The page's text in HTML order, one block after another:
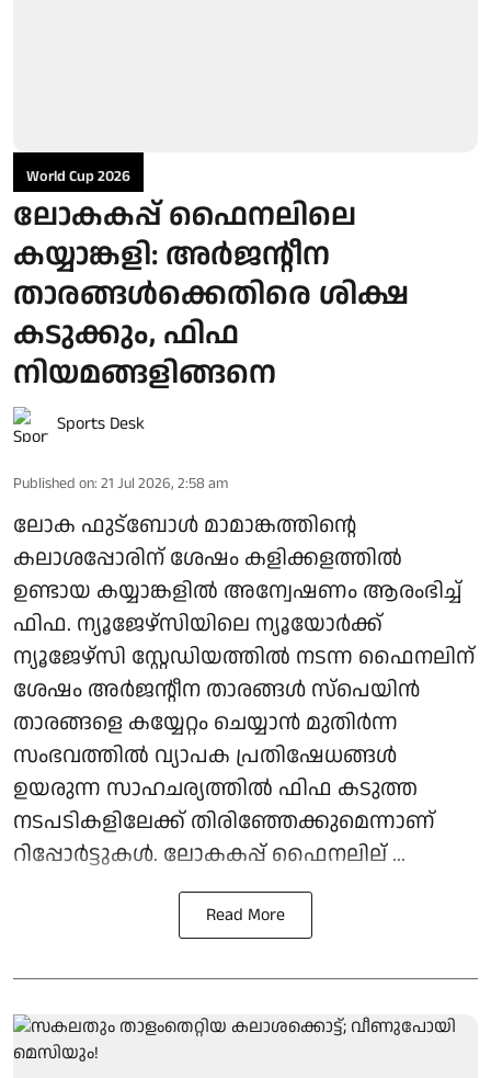
World Cup 2026
ലോകകപ്പ് ഫൈനലിലെ
കയ്യാങ്കളി: അർജന്റീന
താരങ്ങൾക്കെതിരെ ശിക്ഷ
കടുക്കും, ഫിഫ
നിയമങ്ങളിങ്ങനെ
Sports Desk
Published on: 21 Jul 2026, 2:58 am
ലോക ഫുട്‌ബോള്‍ മാമാങ്കത്തിന്റെ
കലാശപ്പോരിന് ശേഷം കളിക്കളത്തില്‍
ഉണ്ടായ കയ്യാങ്കളില്‍ അന്വേഷണം ആരംഭിച്ച്
ഫിഫ. ന്യൂജേഴ്സിയിലെ ന്യൂയോര്‍ക്ക്
ന്യൂജേഴ്സി സ്റ്റേഡിയത്തില്‍ നടന്ന ഫൈനലിന്
ശേഷം അര്‍ജന്റീന താരങ്ങള്‍ സ്‌പെയിന്‍
താരങ്ങളെ കയ്യേറ്റം ചെയ്യാന്‍ മുതിര്‍ന്ന
സംഭവത്തില്‍ വ്യാപക പ്രതിഷേധങ്ങള്‍
ഉയരുന്ന സാഹചര്യത്തില്‍ ഫിഫ കടുത്ത
നടപടികളിലേക്ക് തിരിഞ്ഞേക്കുമെന്നാണ്
റിപ്പോര്‍ട്ടുകള്‍. ലോകകപ്പ് ഫൈനലില് ...
Read More